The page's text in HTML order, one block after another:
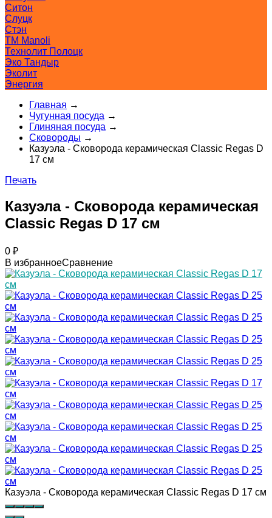
Ситон
Слуцк
Стэн
ТМ Manoli
Технолит Полоцк
Эко Тандыр
Эколит
Энергия
Главная →
Чугунная посуда →
Глиняная посуда →
Сковороды →
Казуэла - Сковорода керамическая Classic Regas D
17 см
Печать
Казуэла - Сковорода керамическая
Classic Regas D 17 см
0 ₽
В избранноеСравнение
Казуэла - Сковорода керамическая Classic Regas D 17 см